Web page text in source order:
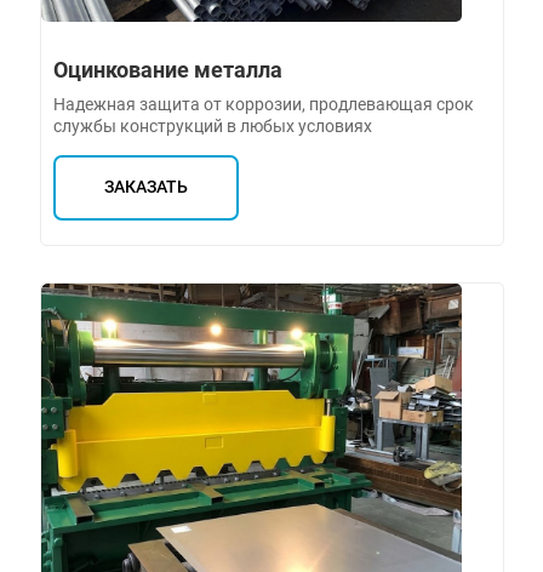
Оцинкование металла
Надежная защита от коррозии, продлевающая срок
службы конструкций в любых условиях
ЗАКАЗАТЬ